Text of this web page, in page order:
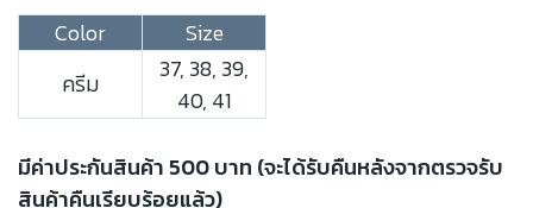
Color
Size
ครีม
37, 38, 39,
40, 41
มีค่าประกันสินค้า 500 บาท (จะได้รับคืนหลังจากตรวจรับ
สินค้าคืนเรียบร้อยแล้ว)